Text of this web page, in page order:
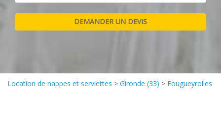
Location de nappes et serviettes > Gironde (33) > Fougueyrolles